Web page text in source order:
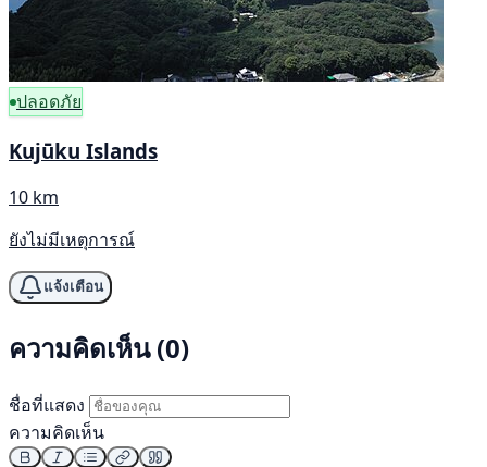
ปลอดภัย
Kujūku Islands
10 km
ยังไม่มีเหตุการณ์
แจ้งเตือน
ความคิดเห็น (0)
ชื่อที่แสดง
ความคิดเห็น